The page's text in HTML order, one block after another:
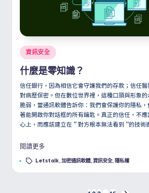
Posted
in
資訊安全
什麼是零知識？
信任銀行，因為相信它會守護我們的存款；信任
對病歷保密。但在數位世界裡，這種口頭與形象
脆弱，當通訊軟體告訴你：我們會保護你的隱私
著能開啟你對話框的所有鑰匙。真正的信任，不
心上，而應該建立在 ” 對方根本無法看到 ”的技術
閱讀更多
Tags: Letstalk,加密通訊軟體,資訊安全, 隱私權